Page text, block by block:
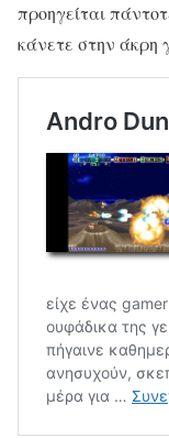
προηγείται
κάνετε στην άκρη